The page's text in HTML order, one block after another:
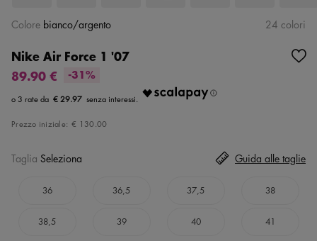
Nike Air Force 1 '07
89.90 €
-31%
€ 29.97
Prezzo iniziale: € 130.00
Colore bianco/argento 24 colori
Taglia Seleziona
36 36,5 37,5 38
38,5 39 40 41
Guida alle taglie